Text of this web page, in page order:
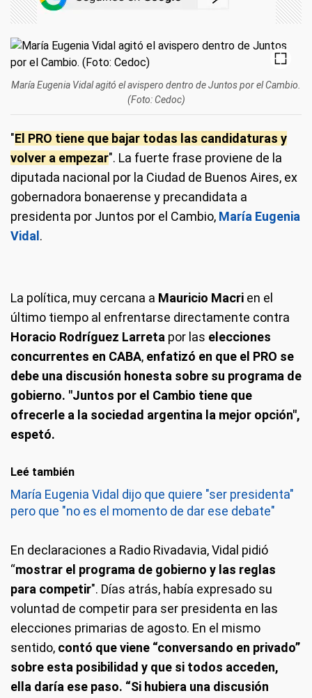
María Eugenia Vidal agitó el avispero dentro de Juntos por el Cambio.
(Foto: Cedoc)
"El PRO tiene que bajar todas las candidaturas y
volver a empezar". La fuerte frase proviene de la
diputada nacional por la Ciudad de Buenos Aires, ex
gobernadora bonaerense y precandidata a
presidenta por Juntos por el Cambio, María Eugenia
Vidal .
La política, muy cercana a Mauricio Macri en el
último tiempo al enfrentarse directamente contra
Horacio Rodríguez Larreta por las elecciones
concurrentes en CABA, enfatizó en que el PRO se
debe una discusión honesta sobre su programa de
gobierno. "Juntos por el Cambio tiene que
ofrecerle a la sociedad argentina la mejor opción",
espetó.
Leé también
María Eugenia Vidal dijo que quiere "ser presidenta"
pero que "no es el momento de dar ese debate"
En declaraciones a Radio Rivadavia, Vidal pidió
“mostrar el programa de gobierno y las reglas
para competir". Días atrás, había expresado su
voluntad de competir para ser presidenta en las
elecciones primarias de agosto. En el mismo
sentido, contó que viene “conversando en privado”
sobre esta posibilidad y que si todos acceden,
ella daría ese paso. “Si hubiera una discusión